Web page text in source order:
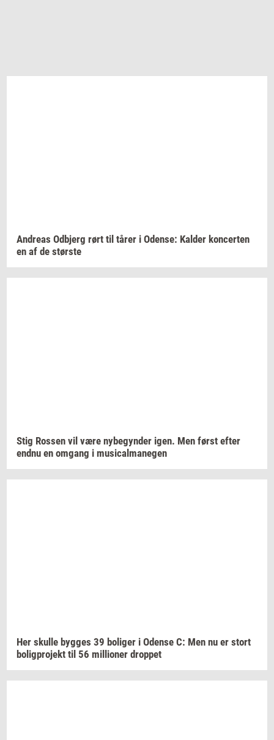
An­dreas Od­b­jerg rørt til tårer i Oden­se: Kal­der kon­cer­ten
en af de stør­ste
Stig Ros­sen vil være ny­be­gyn­der igen. Men først efter
endnu en om­gang i mu­si­cal­ma­ne­gen
Her skul­le byg­ges 39 bo­li­ger i Oden­se C: Men nu er stort
bo­lig­pro­jekt til 56 mil­li­o­ner drop­pet